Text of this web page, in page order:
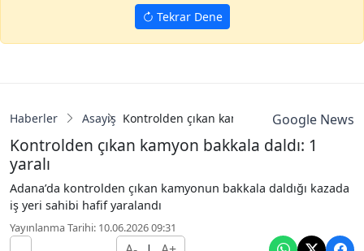
Tekrar Dene
Haberler Asayiş Kontrolden çıkan kamyon bakkala daldı: 1
Google News
Kontrolden çıkan kamyon bakkala daldı: 1
yaralı
Adana’da kontrolden çıkan kamyonun bakkala daldığı kazada
iş yeri sahibi hafif yaralandı
Yayınlanma Tarihi: 10.06.2026 09:31